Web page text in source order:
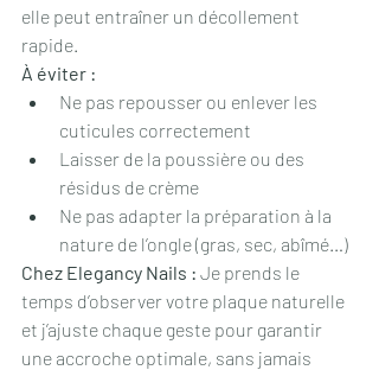
elle peut entraîner un décollement
rapide.
À éviter :
Ne pas repousser ou enlever les
cuticules correctement
Laisser de la poussière ou des
résidus de crème
Ne pas adapter la préparation à la
nature de l’ongle (gras, sec, abîmé…)
Chez Elegancy Nails : Je prends le
temps d’observer votre plaque naturelle
et j’ajuste chaque geste pour garantir
une accroche optimale, sans jamais